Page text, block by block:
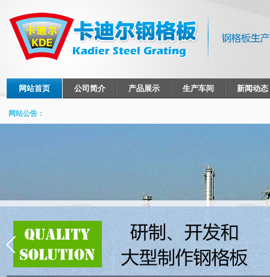
网站首页 公司简介 产品展示 生产车间 新闻动态
网站公告：